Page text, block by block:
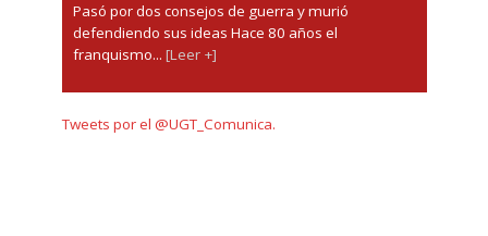
Pasó por dos consejos de guerra y murió
defendiendo sus ideas Hace 80 años el
franquismo... [Leer +]
Tweets por el @UGT_Comunica.